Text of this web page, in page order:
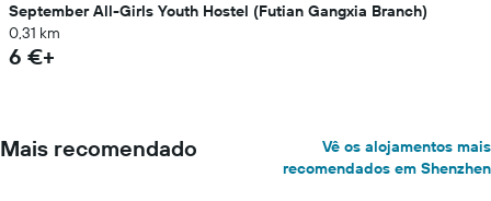
September All-Girls Youth Hostel (Futian Gangxia Branch)
0,31 km
6 €+
Mais recomendado
Vê os alojamentos mais
recomendados em Shenzhen